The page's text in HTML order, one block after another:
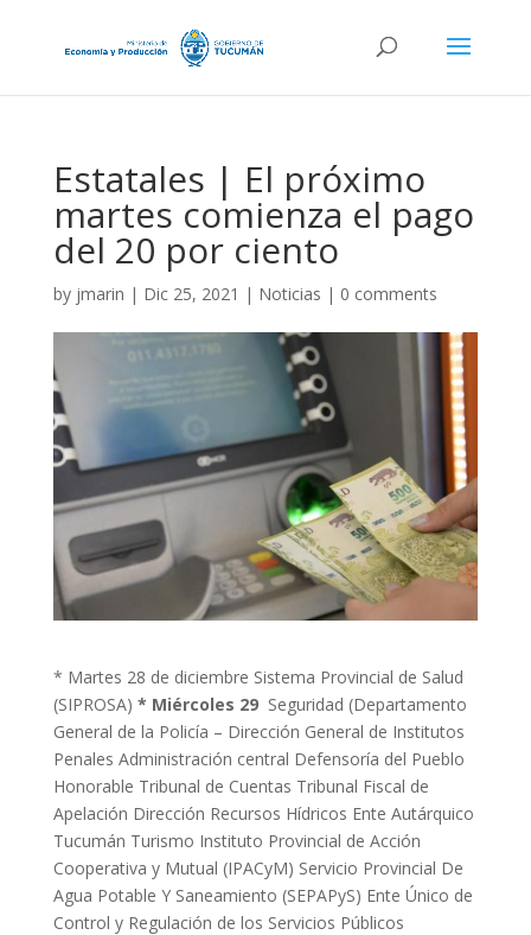
Estatales | El próximo
martes comienza el pago
del 20 por ciento
by jmarin | Dic 25, 2021 | Noticias | 0 comments
* Martes 28 de diciembre Sistema Provincial de Salud
(SIPROSA) * Miércoles 29 Seguridad (Departamento
General de la Policía – Dirección General de Institutos
Penales Administración central Defensoría del Pueblo
Honorable Tribunal de Cuentas Tribunal Fiscal de
Apelación Dirección Recursos Hídricos Ente Autárquico
Tucumán Turismo Instituto Provincial de Acción
Cooperativa y Mutual (IPACyM) Servicio Provincial De
Agua Potable Y Saneamiento (SEPAPyS) Ente Único de
Control y Regulación de los Servicios Públicos